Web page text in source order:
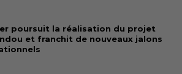
poursuit la réalisation du projet
et franchit de nouveaux jalons